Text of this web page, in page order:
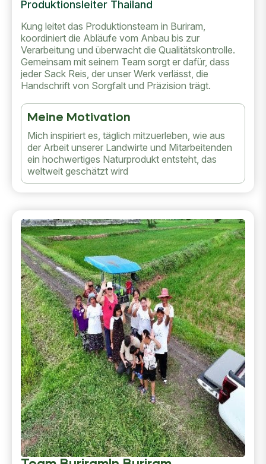
Produktionsleiter Thailand
Kung leitet das Produktionsteam in Buriram,
koordiniert die Abläufe vom Anbau bis zur
Verarbeitung und überwacht die Qualitätskontrolle.
Gemeinsam mit seinem Team sorgt er dafür, dass
jeder Sack Reis, der unser Werk verlässt, die
Handschrift von Sorgfalt und Präzision trägt.
Meine Motivation
Mich inspiriert es, täglich mitzuerleben, wie aus
der Arbeit unserer Landwirte und Mitarbeitenden
ein hochwertiges Naturprodukt entsteht, das
weltweit geschätzt wird